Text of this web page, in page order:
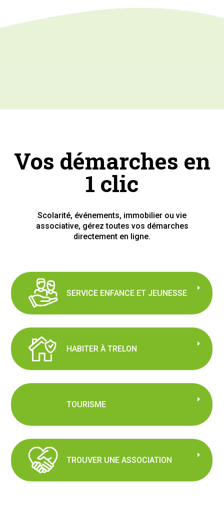
Vos démarches en
1 clic
Scolarité, événements, immobilier ou vie
associative, gérez toutes vos démarches
directement en ligne.
SERVICE ENFANCE ET JEUNESSE
HABITER À TRELON
TOURISME
TROUVER UNE ASSOCIATION